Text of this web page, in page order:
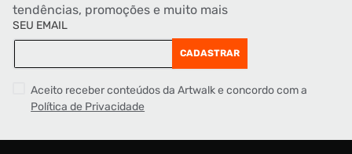
tendências, promoções e muito mais
SEU EMAIL
CADASTRAR
Aceito receber conteúdos da Artwalk e concordo com a
Política de Privacidade